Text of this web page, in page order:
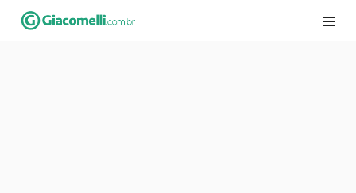
Skip